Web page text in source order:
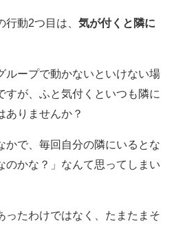
動2つ目は、 気が付くと隣に
ループで動かないといけない場
すが、ふと気付くといつも隣に
ありませんか？
かで、毎回自分の隣にいるとな
のかな？」なんて思ってしまい
ったわけではなく、たまたまそ